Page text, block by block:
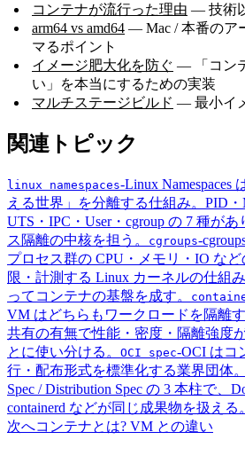
コンテナが流行った理由 — 技術
arm64 vs amd64 — Mac / 本番のア
マるポイント
イメージ肥大化を防ぐ — 「コン
い」を本当にするための実装
マルチステージビルド — 最小イ
関連トピック
linux namespaces-Linux Namespaces
える世界」を分離する仕組み。PID・
UTS・IPC・User・cgroup の 7 種が
ス隔離の中核を担う。
cgroups-
プロセス群の CPU・メモリ・IO な
限・計測する Linux カーネルの仕組み
ってコンテナの基盤を成す。
VM はどちらもワークロードを隔離
共有の有無で性能・密度・隔離強度
とに使い分ける。 OCI spec-OCI はコ
行・配布形式を標準化する業界団体。
Spec / Distribution Spec の 3 本柱で、
containerd などが同じ成果物を扱える。
次へコンテナとは? VM との違い